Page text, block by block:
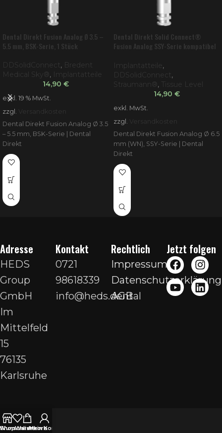
Dental Direkt Fusion Analog Ø 3.5 –
5.5 mm, BSK-Serie, 1 Stück
DDSolidConnect , Bredent
Medical Sky® , Implantatteile
14,90 €
exkl. 19 % MwSt.
zzgl.
Versandkosten
Dental Direkt Fusion Analog Ø 3.5
– 5.5 mm, BSK-Serie | Dental
Direkt
Dental Direkt Solid Connect®
Fusion Analog SSY-Serie kompatibel
Implantatteile,
DDSolidConnect ,
Straumann® , Tissue Level
14,90 €
exkl. MwSt.
zzgl.
Versandkosten
Dental Direkt Fusion Analog Ø 6.5
mm (WN), SSY-Serie | Dental
Direkt
Adresse
HEDS
Group
GmbH
Im
Mittelfeld
15
76135
Karlsruhe
Kontakt
0721
98618339
info@heds.dental
Rechtlich
Impressum
Datenschutzerklärung
AGB
Jetzt folgen
Shop
Wunschliste
Warenkorb
Mein Konto